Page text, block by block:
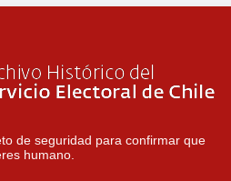
de seguridad para confirmar que
humano.